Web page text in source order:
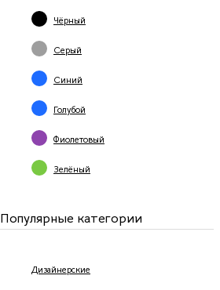
Чёрный
Серый
Синий
Голубой
Фиолетовый
Зелёный
Популярные категории
Дизайнерские